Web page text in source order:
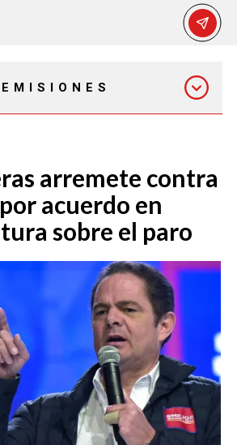
EMISIONES
EMISIÓN 12:30 PM
EMISIÓN 7:00 PM
arremete contra
acuerdo en
sobre el paro